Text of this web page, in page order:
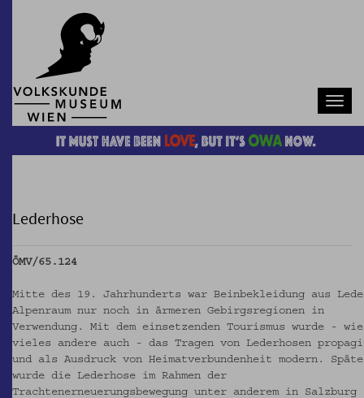
Lederhose
ÖMV/65.124
Mitte des 19. Jahrhunderts war Beinbekleidung aus
Alpenraum nur noch in ärmeren Gebirgsregionen in
Verwendung. Mit dem einsetzenden Tourismus wurde - wie
vieles andere auch - das Tragen von Lederhosen
und als Ausdruck von Heimatverbundenheit modern.
wurde die Lederhose im Rahmen der
Trachtenerneuerungsbewegung unter anderem in Salzburg